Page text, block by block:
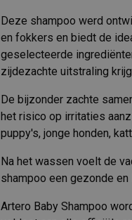
Deze shampoo werd
en fokkers en biedt de
geselecteerde
zijdezachte uitstraling
De bijzonder zachte
het risico op irritaties
puppy's, jonge honden,
Na het wassen voelt de
shampoo een gezonde
Artero Baby Shampoo